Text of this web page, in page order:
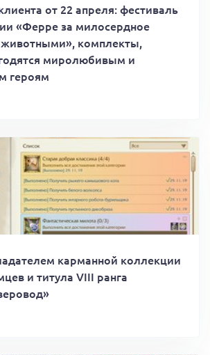
от 22 апреля: фестиваль
«Ферре за милосердное
комплекты,
миролюбивым и
героям
карманной коллекции
и титула VIII ранга